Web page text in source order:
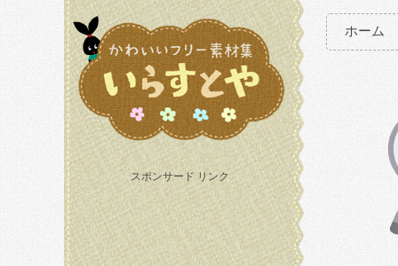
スポンサード リンク
ホーム